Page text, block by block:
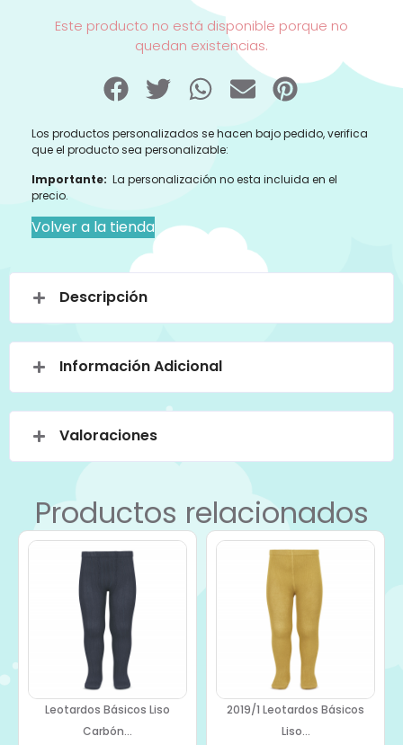
Este producto no está disponible porque no
quedan existencias.
Los productos personalizados se hacen bajo pedido, verifica
que el producto sea personalizable:
Importante: La personalización no esta incluida en el
precio.
Volver a la tienda
Descripción
Información Adicional
Valoraciones
Productos relacionados
Leotardos Básicos Liso
Carbón...
2019/1 Leotardos Básicos
Liso...